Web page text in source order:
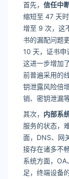
首先， 信任中
缩短至 47 天
增至 9 次，这
书的漏配问题
10 天，证书申
这进一步增加
前普遍采用的
钥泄露风险倍
销、密钥泄漏
其次， 内部系
服务的状态，
面，DNS、网
接存在诸多不
系统方面，
足，终端设备